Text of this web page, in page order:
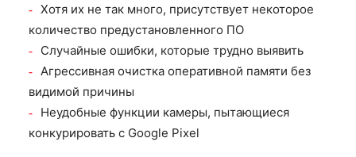
Хотя их не так много, присутствует некоторое
количество предустановленного ПО
Случайные ошибки, которые трудно выявить
Агрессивная очистка оперативной памяти без
видимой причины
Неудобные функции камеры, пытающиеся
конкурировать с Google Pixel